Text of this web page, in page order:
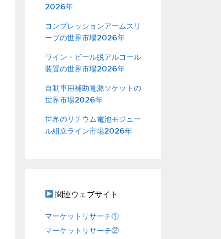
2026年
コンプレッションアームスリ
ーブの世界市場2026年
ワイン・ビール脱アルコール
装置の世界市場2026年
自動車用補助電源ソケットの
世界市場2026年
世界のリチウム電池モジュー
ル組立ライン市場2026年
関連ウェブサイト
マーケットリサーチ①
マーケットリサーチ②